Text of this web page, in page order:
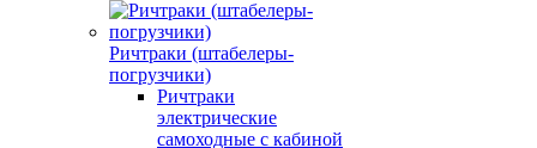
Ричтраки (штабелеры-
погрузчики)
Ричтраки
электрические
самоходные с кабиной